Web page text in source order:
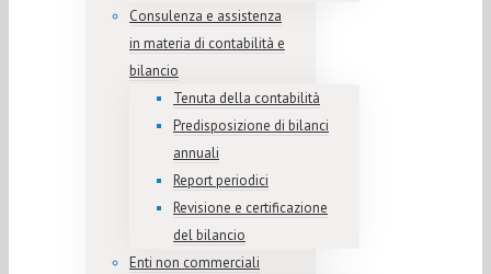
Consulenza e assistenza
in materia di contabilità e
bilancio
Tenuta della contabilità
Predisposizione di bilanci
annuali
Report periodici
Revisione e certificazione
del bilancio
Enti non commerciali